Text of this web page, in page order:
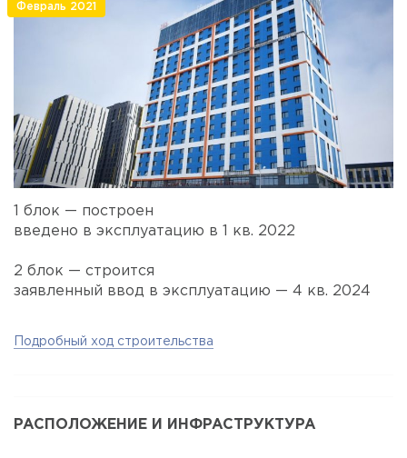
Февраль 2021
1 блок — построен
введено в эксплуатацию в 1 кв. 2022
2 блок — строится
заявленный ввод в эксплуатацию — 4 кв. 2024
Подробный ход строительства
РАСПОЛОЖЕНИЕ И ИНФРАСТРУКТУРА